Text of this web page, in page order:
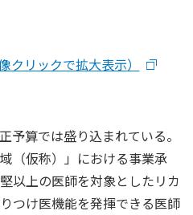
クリックで拡大表示）
予算では盛り込まれている。
（仮称）」における事業承
以上の医師を対象としたリカ
つけ医機能を発揮できる医師